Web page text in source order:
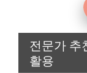
전문가 추
활용